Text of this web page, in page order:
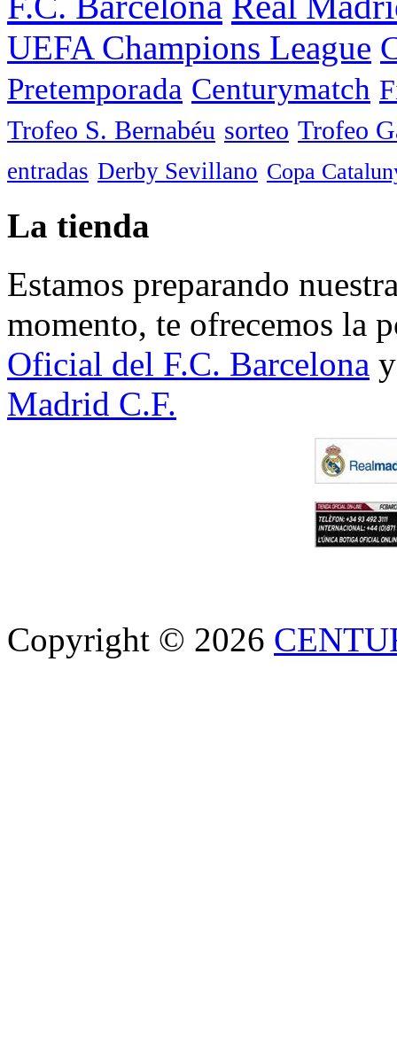
UEFA Champions League
Pretemporada Centurymatch
Trofeo S. Bernabéu sorteo Trofeo
entradas Derby Sevillano Copa
La tienda
Estamos preparando
momento, te ofrecemos la
Oficial del F.C. Barcelona
Madrid C.F.
Copyright © 2026